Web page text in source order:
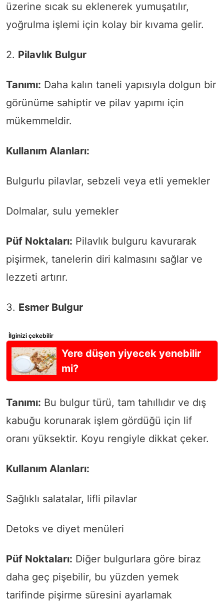
üzerine sıcak su eklenerek yumuşatılır,
yoğrulma işlemi için kolay bir kıvama gelir.
2. Pilavlık Bulgur
Tanımı: Daha kalın taneli yapısıyla dolgun bir
görünüme sahiptir ve pilav yapımı için
mükemmeldir.
Kullanım Alanları:
Bulgurlu pilavlar, sebzeli veya etli yemekler
Dolmalar, sulu yemekler
Püf Noktaları: Pilavlık bulguru kavurarak
pişirmek, tanelerin diri kalmasını sağlar ve
lezzeti artırır.
3. Esmer Bulgur
İlginizi çekebilir
Yere düşen yiyecek yenebilir
mi?
Tanımı: Bu bulgur türü, tam tahıllıdır ve dış
kabuğu korunarak işlem gördüğü için lif
oranı yüksektir. Koyu rengiyle dikkat çeker.
Kullanım Alanları:
Sağlıklı salatalar, lifli pilavlar
Detoks ve diyet menüleri
Püf Noktaları: Diğer bulgurlara göre biraz
daha geç pişebilir, bu yüzden yemek
tarifinde pişirme süresini ayarlamak